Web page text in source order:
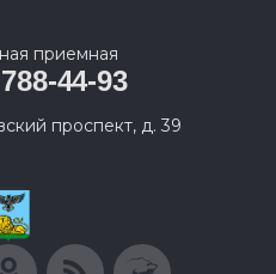
приемная
44-93
проспект, д. 39